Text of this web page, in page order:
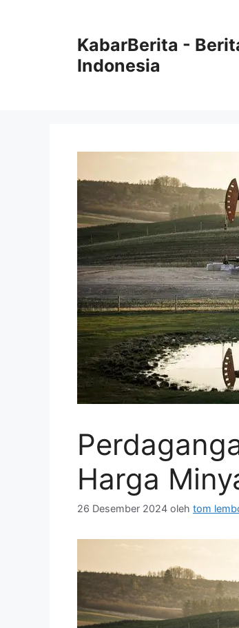
KabarBerita -
Indonesia
Harga
26 Desember 2024 oleh tom